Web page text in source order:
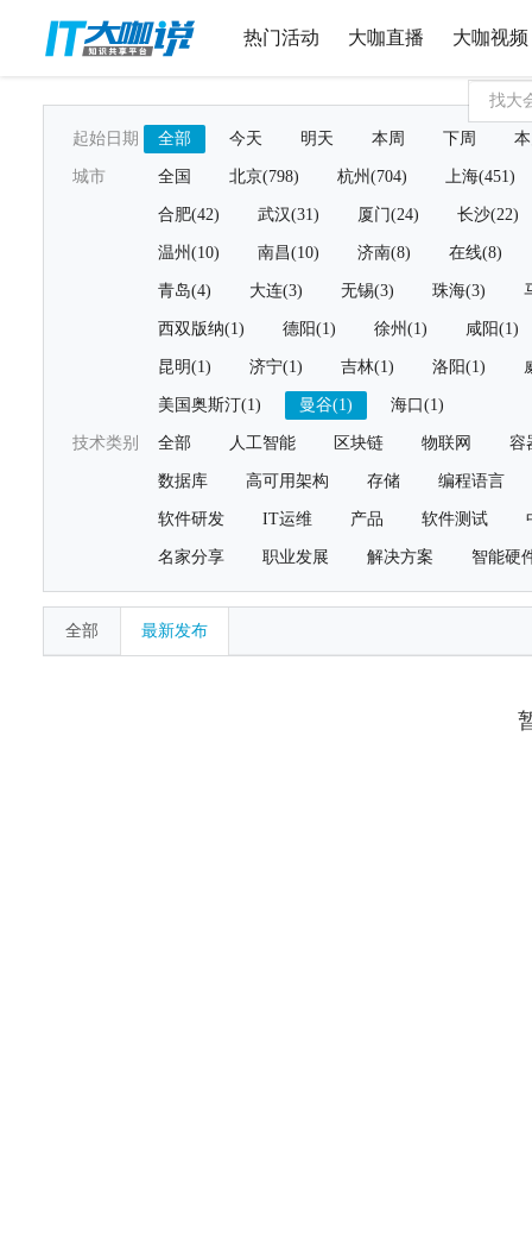
热门活动 大咖直播 大咖视频
起始日期 全部 今天 明天 本周 下周
城市 全国 北京(798) 杭州(704) 上海(451)
合肥(42) 武汉(31) 厦门(24) 长沙(22)
温州(10) 南昌(10) 济南(8) 在线(8)
青岛(4) 大连(3) 无锡(3) 珠海(3)
西双版纳(1) 德阳(1) 徐州(1) 咸阳(1)
昆明(1) 济宁(1) 吉林(1) 洛阳(1)
美国奥斯汀(1) 曼谷(1) 海口(1)
技术类别 全部 人工智能 区块链 物联网 容
数据库 高可用架构 存储 编程语言
软件研发 IT运维 产品 软件测试
名家分享 职业发展 解决方案 智能硬
全部 最新发布